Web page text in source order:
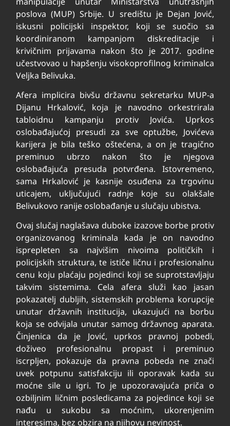
poslova (MUP) Srbije. U središtu je Dejan Jović,
iskusni policijski inspektor, koji se suočio sa
koordiniranom kampanjom diskreditacije i
krivičnim prijavama nakon što je 2017. godine
učestvovao u hapšenju visokoprofilnog kriminalca
Veljka Belivuka.
Afera implicira bivšu državnu sekretarku MUP-a
Dijanu Hrkalović, koja je navodno orkestrirala
tabloidnu kampanju protiv Jovića. Uprkos
oslobađajućoj presudi za sve optužbe, Jovićeva
karijera je bila teško oštećena, a on je tragično
preminuo ubrzo nakon što je njegova
oslobađajuća presuda potvrđena. Istovremeno,
sama Hrkalović je kasnije osuđena za trgovinu
uticajem, uključujući radnje koje su olakšale
Belivukovo ranije oslobađanje u slučaju ubistva.
Ovaj slučaj naglašava duboke izazove borbe protiv
organizovanog kriminala kada je on navodno
isprepleten sa najvišim nivoima političkih i
policijskih struktura, te ističe ličnu i profesionalnu
cenu koju plaćaju pojedinci koji se suprotstavljaju
takvim sistemima. Cela afera služi kao jasan
pokazatelj dubljih, sistemskih problema korupcije
unutar državnih institucija, ukazujući na borbu
koja se odvijala unutar samog državnog aparata.
Činjenica da je Jović, uprkos pravnoj pobedi,
doživeo profesionalnu propast i preminuo
iscrpljen, pokazuje da pravna pobeda ne znači
uvek potpunu satisfakciju ili oporavak kada su
moćne sile u igri. To je upozoravajuća priča o
ozbiljnim ličnim posledicama za pojedince koji se
nađu u sukobu sa moćnim, ukorenjenim
interesima, bez obzira na njihovu nevinost.